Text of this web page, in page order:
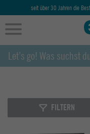
seit über 30 Jahren die
FILTERN